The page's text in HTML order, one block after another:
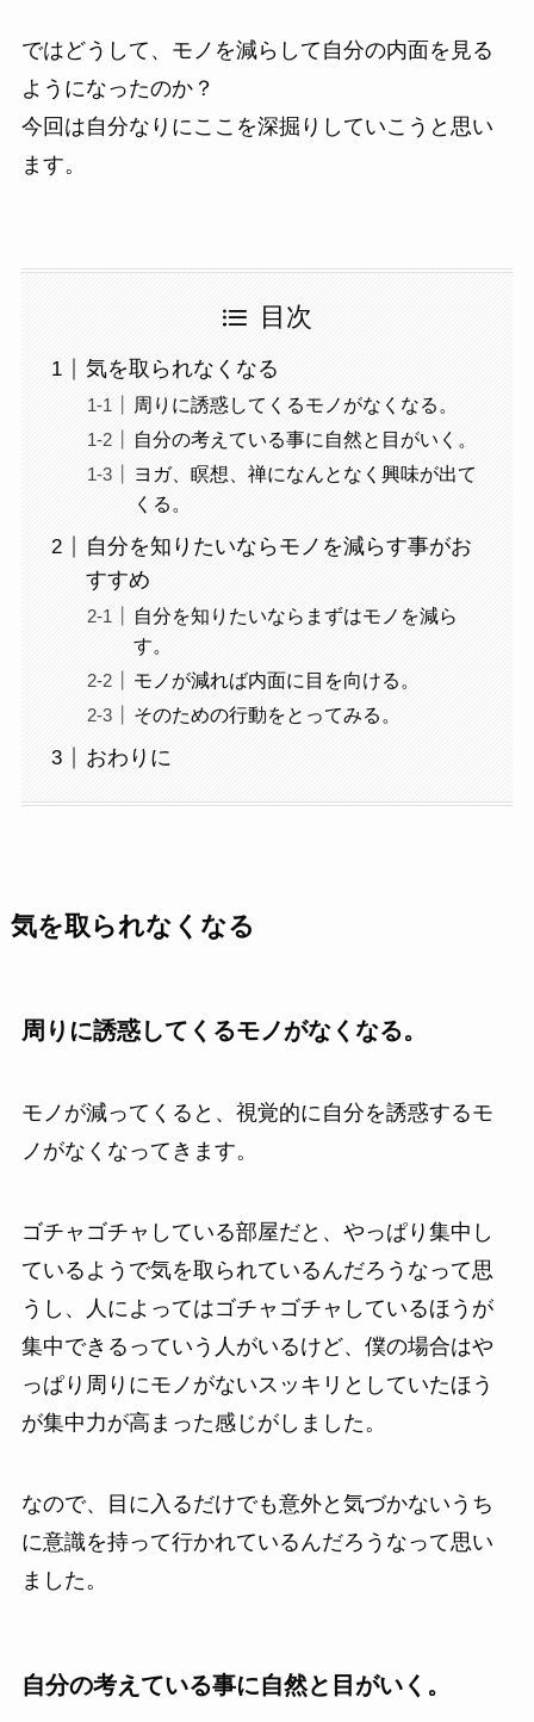
ではどうして、モノを減らして自分の内面を見る
ようになったのか？
今回は自分なりにここを深掘りしていこうと思い
ます。
目次
気を取られなくなる
周りに誘惑してくるモノがなくなる。
自分の考えている事に自然と目がいく。
ヨガ、瞑想、禅になんとなく興味が出て
くる。
自分を知りたいならモノを減らす事がお
すすめ
自分を知りたいならまずはモノを減ら
す。
モノが減れば内面に目を向ける。
そのための行動をとってみる。
おわりに
気を取られなくなる
周りに誘惑してくるモノがなくなる。
モノが減ってくると、視覚的に自分を誘惑するモ
ノがなくなってきます。
ゴチャゴチャしている部屋だと、やっぱり集中し
ているようで気を取られているんだろうなって思
うし、人によってはゴチャゴチャしているほうが
集中できるっていう人がいるけど、僕の場合はや
っぱり周りにモノがないスッキリとしていたほう
が集中力が高まった感じがしました。
なので、目に入るだけでも意外と気づかないうち
に意識を持って行かれているんだろうなって思い
ました。
自分の考えている事に自然と目がいく。